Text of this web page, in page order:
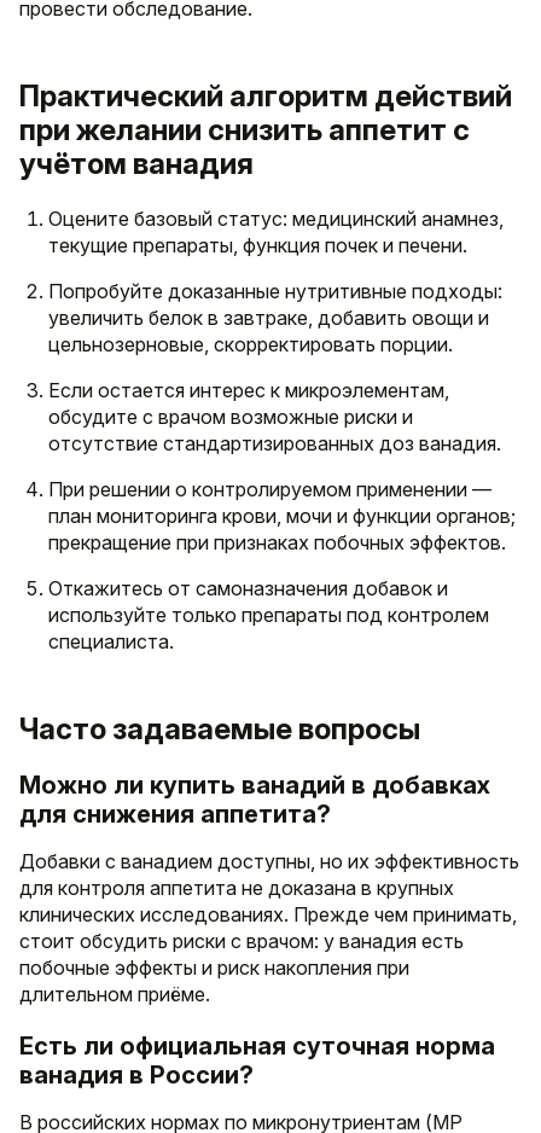
провести обследование.
Практический алгоритм действий
при желании снизить аппетит с
учётом ванадия
Оцените базовый статус: медицинский анамнез,
текущие препараты, функция почек и печени.
Попробуйте доказанные нутритивные подходы:
увеличить белок в завтраке, добавить овощи и
цельнозерновые, скорректировать порции.
Если остается интерес к микроэлементам,
обсудите с врачом возможные риски и
отсутствие стандартизированных доз ванадия.
При решении о контролируемом применении —
план мониторинга крови, мочи и функции органов;
прекращение при признаках побочных эффектов.
Откажитесь от самоназначения добавок и
используйте только препараты под контролем
специалиста.
Часто задаваемые вопросы
Можно ли купить ванадий в добавках
для снижения аппетита?
Добавки с ванадием доступны, но их эффективность
для контроля аппетита не доказана в крупных
клинических исследованиях. Прежде чем принимать,
стоит обсудить риски с врачом: у ванадия есть
побочные эффекты и риск накопления при
длительном приёме.
Есть ли официальная суточная норма
ванадия в России?
В российских нормах по микронутриентам (МР